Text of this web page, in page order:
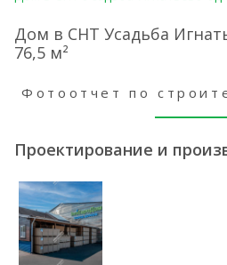
Дом в СНТ Усадьба
76,5 м²
Фотоотчет по
Проектирование и